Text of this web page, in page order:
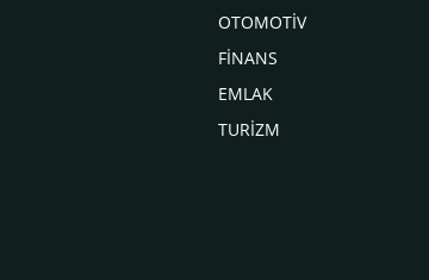
OTOMOTİV
FİNANS
EMLAK
TURİZM